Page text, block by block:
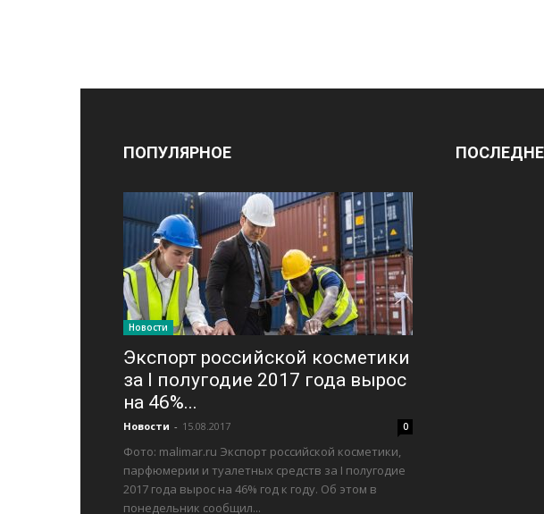
ПОПУЛЯРНОЕ
Новости
Экспорт российской косметики
за I полугодие 2017 года вырос
на 46%...
Новости - 15.08.2017 0
Фото: malimar.ru Экспорт российской косметики,
парфюмерии и туалетных средств за I полугодие
2017 года вырос на 46% год к году. Об этом в
понедельник сообщил...